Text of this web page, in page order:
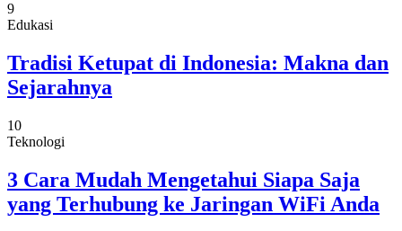
9
Edukasi
Tradisi Ketupat di Indonesia: Makna dan
Sejarahnya
10
Teknologi
3 Cara Mudah Mengetahui Siapa Saja
yang Terhubung ke Jaringan WiFi Anda